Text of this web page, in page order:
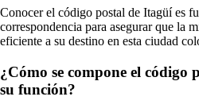
Conocer el código postal de Itagüí es
correspondencia para asegurar que la
eficiente a su destino en esta ciudad
¿Cómo se compone el código
su función?